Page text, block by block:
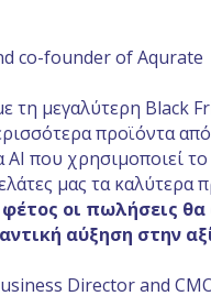
co-founder of Aqurate
τη μεγαλύτερη Black
προϊόντα
AI που χρησιμοποιεί
μας τα καλύτερα
οι πωλήσεις
αύξηση στην
Director and